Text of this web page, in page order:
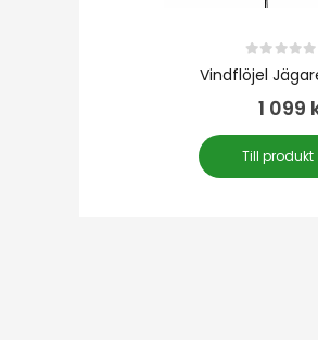
0out of 5
1 099
Till produkt